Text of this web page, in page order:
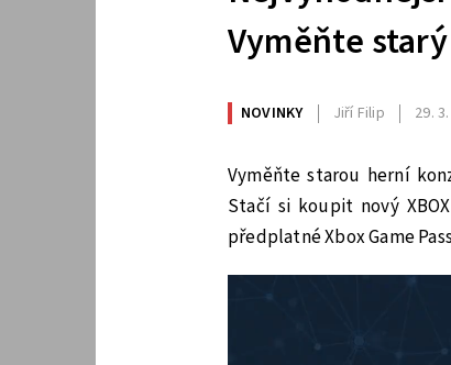
Vyměňte
NOVINKY Jiří Filip 29.
Vyměňte starou herní
Stačí si koupit nový
předplatné Xbox Game